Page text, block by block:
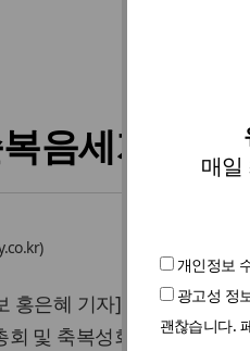
매일
개인정보
광고성 정
괜찮습니다.
음세계선교
)
홍은혜 기자] 순복음의 미국
회 및 축복성회가 성대하게